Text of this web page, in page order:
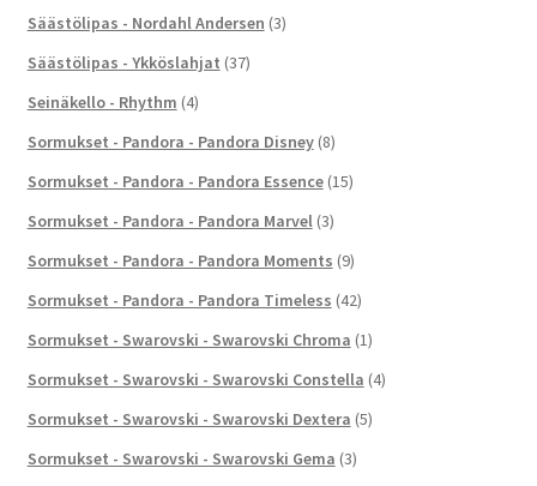
Säästölipas - Nordahl Andersen (3)
Säästölipas - Ykköslahjat (37)
Seinäkello - Rhythm (4)
Sormukset - Pandora - Pandora Disney (8)
Sormukset - Pandora - Pandora Essence (15)
Sormukset - Pandora - Pandora Marvel (3)
Sormukset - Pandora - Pandora Moments (9)
Sormukset - Pandora - Pandora Timeless (42)
Sormukset - Swarovski - Swarovski Chroma (1)
Sormukset - Swarovski - Swarovski Constella (4)
Sormukset - Swarovski - Swarovski Dextera (5)
Sormukset - Swarovski - Swarovski Gema (3)